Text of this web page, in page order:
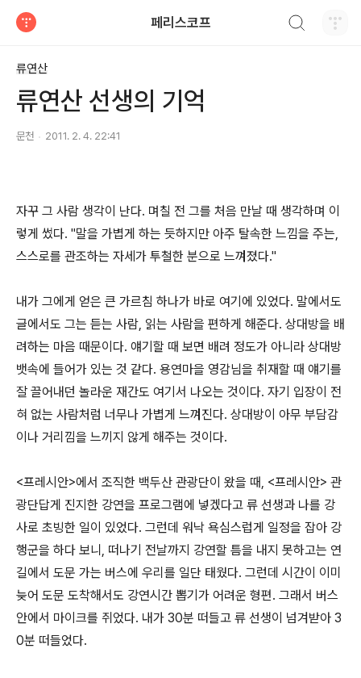
페리스코프
류연산
류연산 선생의 기억
문천 2011. 2. 4. 22:41
자꾸 그 사람 생각이 난다. 며칠 전 그를 처음 만날 때 생각하며 이
렇게 썼다. "말을 가볍게 하는 듯하지만 아주 탈속한 느낌을 주는,
스스로를 관조하는 자세가 투철한 분으로 느껴졌다."
내가 그에게 얻은 큰 가르침 하나가 바로 여기에 있었다. 말에서도
글에서도 그는 듣는 사람, 읽는 사람을 편하게 해준다. 상대방을 배
려하는 마음 때문이다. 얘기할 때 보면 배려 정도가 아니라 상대방
뱃속에 들어가 있는 것 같다. 용연마을 영감님을 취재할 때 얘기를
잘 끌어내던 놀라운 재간도 여기서 나오는 것이다. 자기 입장이 전
혀 없는 사람처럼 너무나 가볍게 느껴진다. 상대방이 아무 부담감
이나 거리낌을 느끼지 않게 해주는 것이다.
<프레시안>에서 조직한 백두산 관광단이 왔을 때, <프레시안> 관
광단답게 진지한 강연을 프로그램에 넣겠다고 류 선생과 나를 강
사로 초빙한 일이 있었다. 그런데 워낙 욕심스럽게 일정을 잡아 강
행군을 하다 보니, 떠나기 전날까지 강연할 틈을 내지 못하고는 연
길에서 도문 가는 버스에 우리를 일단 태웠다. 그런데 시간이 이미
늦어 도문 도착해서도 강연시간 뽑기가 어려운 형편. 그래서 버스
안에서 마이크를 쥐었다. 내가 30분 떠들고 류 선생이 넘겨받아 3
0분 떠들었다.